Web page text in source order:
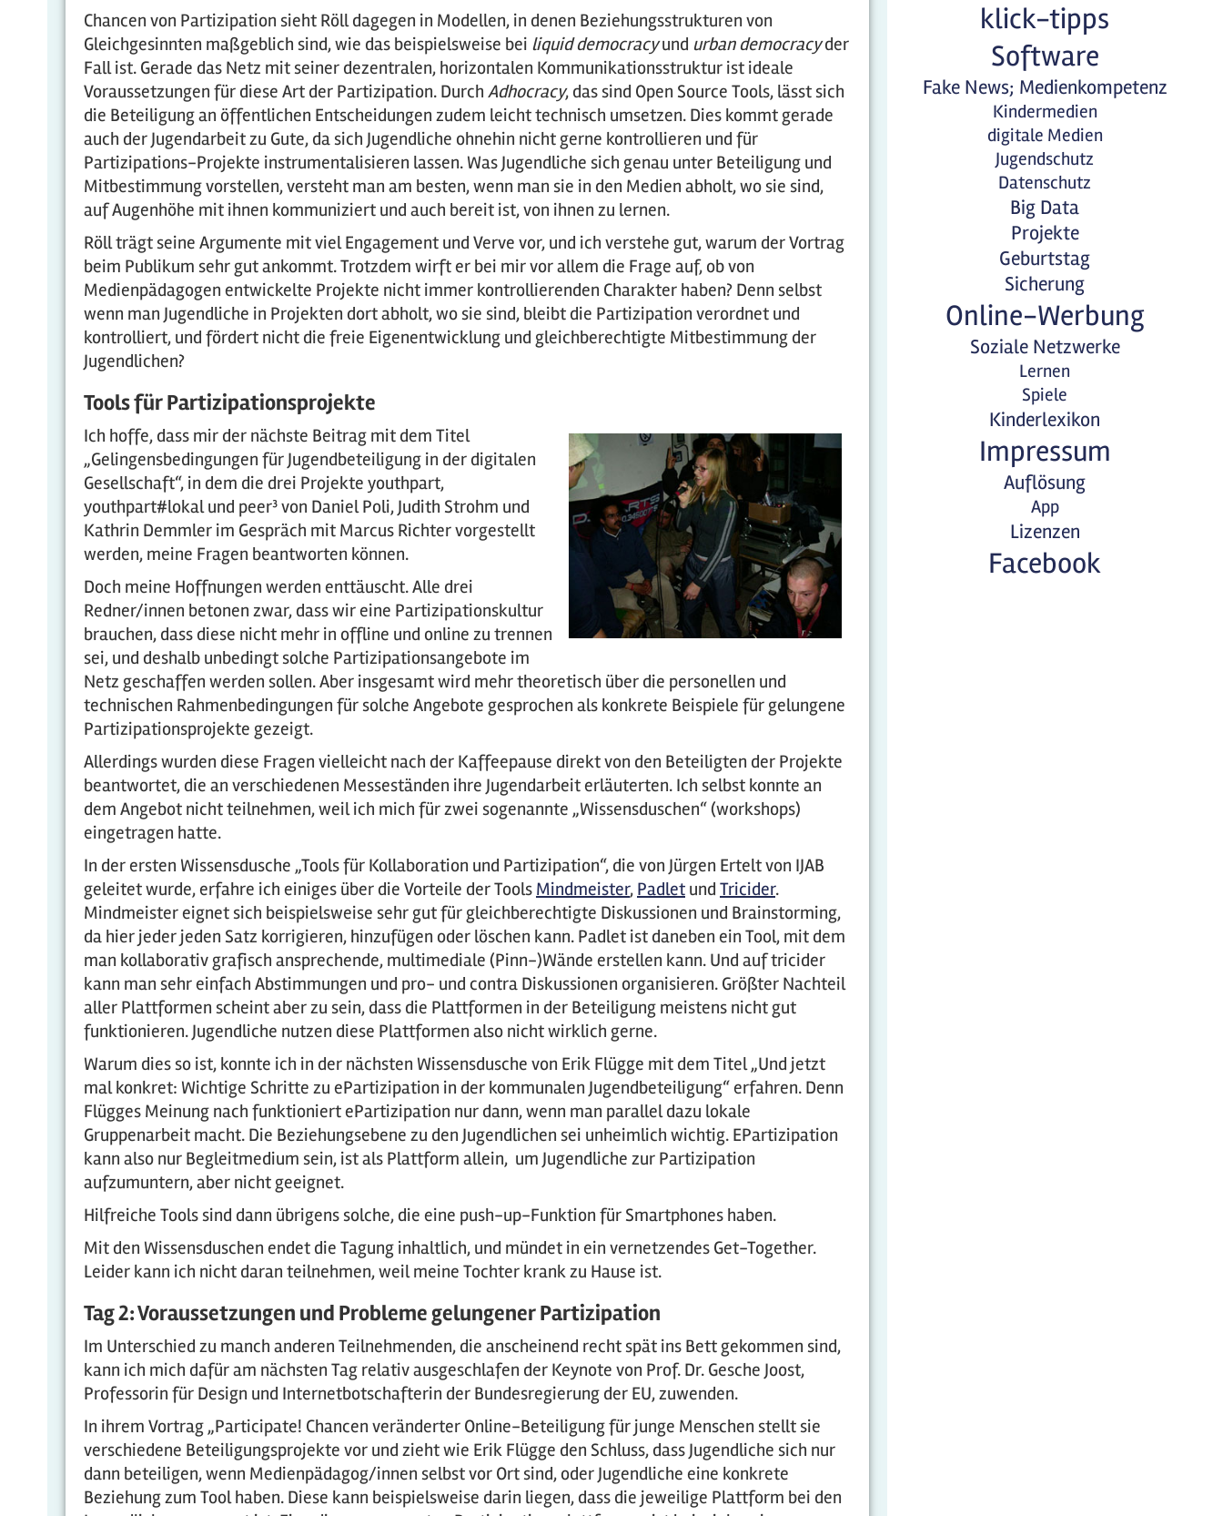
Chancen von Partizipation sieht Röll dagegen in Modellen, in denen Beziehungsstrukturen von
Gleichgesinnten maßgeblich sind, wie das beispielsweise bei liquid democracyund urban democracyder
Fall ist. Gerade das Netz mit seiner dezentralen, horizontalen Kommunikationsstruktur ist ideale
Voraussetzungen für diese Art der Partizipation. Durch Adhocracy, das sind Open Source Tools, lässt sich
die Beteiligung an öffentlichen Entscheidungen zudem leicht technisch umsetzen. Dies kommt gerade
auch der Jugendarbeit zu Gute, da sich Jugendliche ohnehin nicht gerne kontrollieren und für
Partizipations-Projekte instrumentalisieren lassen. Was Jugendliche sich genau unter Beteiligung und
Mitbestimmung vorstellen, versteht man am besten, wenn man sie in den Medien abholt, wo sie sind,
auf Augenhöhe mit ihnen kommuniziert und auch bereit ist, von ihnen zu lernen.
Röll trägt seine Argumente mit viel Engagement und Verve vor, und ich verstehe gut, warum der Vortrag
beim Publikum sehr gut ankommt. Trotzdem wirft er bei mir vor allem die Frage auf, ob von
Medienpädagogen entwickelte Projekte nicht immer kontrollierenden Charakter haben? Denn selbst
wenn man Jugendliche in Projekten dort abholt, wo sie sind, bleibt die Partizipation verordnet und
kontrolliert, und fördert nicht die freie Eigenentwicklung und gleichberechtigte Mitbestimmung der
Jugendlichen?
Tools für Partizipationsprojekte
Ich hoffe, dass mir der nächste Beitrag mit dem Titel
„Gelingensbedingungen für Jugendbeteiligung in der digitalen
Gesellschaft“, in dem die drei Projekte youthpart,
youthpart#lokal und peer³ von Daniel Poli, Judith Strohm und
Kathrin Demmler im Gespräch mit Marcus Richter vorgestellt
werden, meine Fragen beantworten können.
Doch meine Hoffnungen werden enttäuscht. Alle drei
Redner/innen betonen zwar, dass wir eine Partizipationskultur
brauchen, dass diese nicht mehr in offline und online zu trennen
sei, und deshalb unbedingt solche Partizipationsangebote im
Netz geschaffen werden sollen. Aber insgesamt wird mehr theoretisch über die personellen und
technischen Rahmenbedingungen für solche Angebote gesprochen als konkrete Beispiele für gelungene
Partizipationsprojekte gezeigt.
Allerdings wurden diese Fragen vielleicht nach der Kaffeepause direkt von den Beteiligten der Projekte
beantwortet, die an verschiedenen Messeständen ihre Jugendarbeit erläuterten. Ich selbst konnte an
dem Angebot nicht teilnehmen, weil ich mich für zwei sogenannte „Wissensduschen“ (workshops)
eingetragen hatte.
In der ersten Wissensdusche „Tools für Kollaboration und Partizipation“, die von Jürgen Ertelt von IJAB
geleitet wurde, erfahre ich einiges über die Vorteile der Tools Mindmeister, Padlet und Tricider.
Mindmeister eignet sich beispielsweise sehr gut für gleichberechtigte Diskussionen und Brainstorming,
da hier jeder jeden Satz korrigieren, hinzufügen oder löschen kann. Padlet ist daneben ein Tool, mit dem
man kollaborativ grafisch ansprechende, multimediale (Pinn-)Wände erstellen kann. Und auf tricider
kann man sehr einfach Abstimmungen und pro- und contra Diskussionen organisieren. Größter Nachteil
aller Plattformen scheint aber zu sein, dass die Plattformen in der Beteiligung meistens nicht gut
funktionieren. Jugendliche nutzen diese Plattformen also nicht wirklich gerne.
Warum dies so ist, konnte ich in der nächsten Wissensdusche von Erik Flügge mit dem Titel „Und jetzt
mal konkret: Wichtige Schritte zu ePartizipation in der kommunalen Jugendbeteiligung“ erfahren. Denn
Flügges Meinung nach funktioniert ePartizipation nur dann, wenn man parallel dazu lokale
Gruppenarbeit macht. Die Beziehungsebene zu den Jugendlichen sei unheimlich wichtig. EPartizipation
kann also nur Begleitmedium sein, ist als Plattform allein, um Jugendliche zur Partizipation
aufzumuntern, aber nicht geeignet.
Hilfreiche Tools sind dann übrigens solche, die eine push-up-Funktion für Smartphones haben.
Mit den Wissensduschen endet die Tagung inhaltlich, und mündet in ein vernetzendes Get-Together.
Leider kann ich nicht daran teilnehmen, weil meine Tochter krank zu Hause ist.
Tag 2: Voraussetzungen und Probleme gelungener Partizipation
Im Unterschied zu manch anderen Teilnehmenden, die anscheinend recht spät ins Bett gekommen sind,
kann ich mich dafür am nächsten Tag relativ ausgeschlafen der Keynote von Prof. Dr. Gesche Joost,
Professorin für Design und Internetbotschafterin der Bundesregierung der EU, zuwenden.
In ihrem Vortrag „Participate! Chancen veränderter Online-Beteiligung für junge Menschen stellt sie
verschiedene Beteiligungsprojekte vor und zieht wie Erik Flügge den Schluss, dass Jugendliche sich nur
dann beteiligen, wenn Medienpädagog/innen selbst vor Ort sind, oder Jugendliche eine konkrete
Beziehung zum Tool haben. Diese kann beispielsweise darin liegen, dass die jeweilige Plattform bei den
klick-tipps
Software
Fake News; Medienkompetenz
Kindermedien
digitale Medien
Jugendschutz
Datenschutz
Big Data
Projekte
Geburtstag
Sicherung
Online-Werbung
Soziale Netzwerke
Lernen
Spiele
Kinderlexikon
Impressum
Auflösung
App
Lizenzen
Facebook